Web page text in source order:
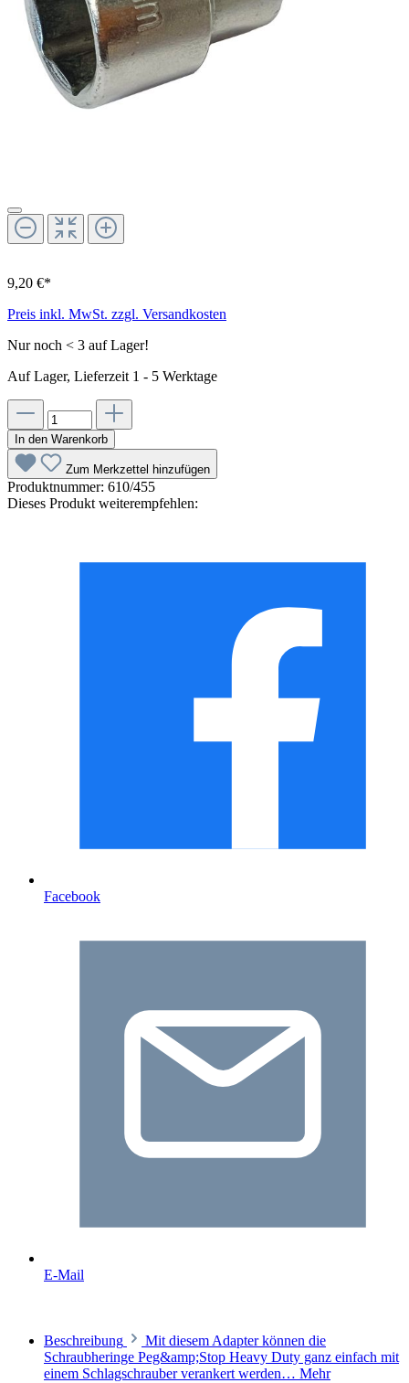
9,20 €*
Preis inkl. MwSt. zzgl. Versandkosten
Nur noch < 3 auf Lager!
Auf Lager, Lieferzeit 1 - 5 Werktage
In den Warenkorb
Zum Merkzettel hinzufügen
Produktnummer: 610/455
Dieses Produkt weiterempfehlen:
Facebook
E-Mail
Beschreibung
Mit diesem Adapter können die
Schraubheringe Peg&amp;Stop Heavy Duty ganz einfach mit
einem Schlagschrauber verankert werden… Mehr